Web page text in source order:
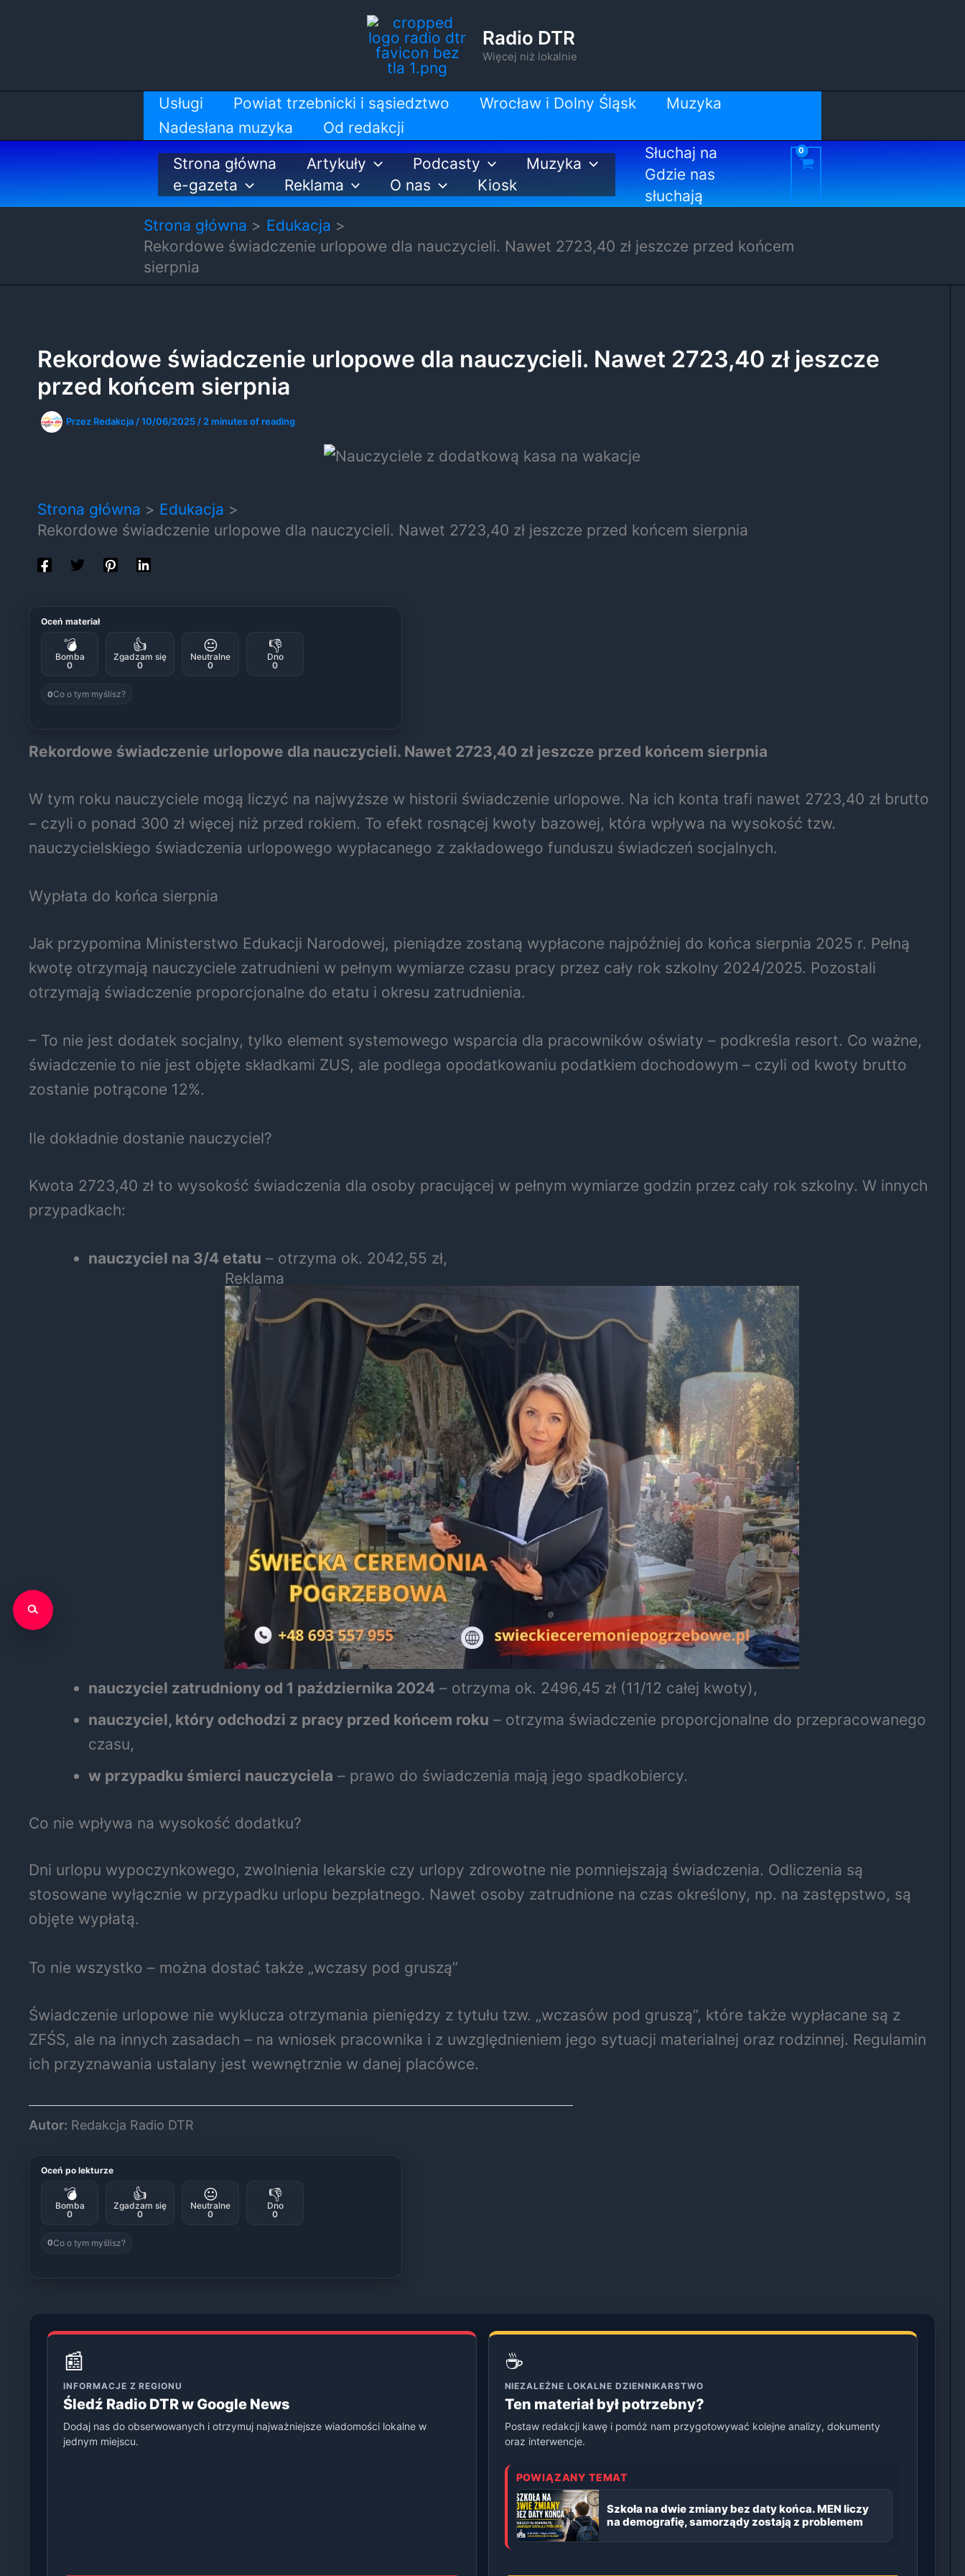
Radio DTR
Więcej niż lokalnie
Usługi Powiat trzebnicki i sąsiedztwo Wrocław i Dolny Śląsk
Muzyka
Nadesłana muzyka
Od redakcji
Strona główna
Artykuły Podcasty
Muzyka
e-gazeta
Reklama O nas Kiosk
Słuchaj na
Gdzie nas
słuchają
Strona główna
Edukacja
Rekordowe świadczenie urlopowe dla nauczycieli. Nawet 2723,40 zł jeszcze przed końcem
sierpnia
Rekordowe świadczenie urlopowe dla nauczycieli. Nawet 2723,40 zł jeszcze
przed końcem sierpnia
Przez Redakcja /10/06/2025 / 2 minutes of reading
Strona główna
Edukacja
Rekordowe świadczenie urlopowe dla nauczycieli. Nawet 2723,40 zł jeszcze przed końcem sierpnia
Oceń materiał
💣
Bomba
0
👍
Zgadzam się
0
😐
Neutralne
0
👎
Dno
0
0Co o tym myślisz?
Rekordowe świadczenie urlopowe dla nauczycieli. Nawet 2723,40 zł jeszcze przed końcem sierpnia
W tym roku nauczyciele mogą liczyć na najwyższe w historii świadczenie urlopowe. Na ich konta trafi nawet 2723,40 zł brutto
– czyli o ponad 300 zł więcej niż przed rokiem. To efekt rosnącej kwoty bazowej, która wpływa na wysokość tzw.
nauczycielskiego świadczenia urlopowego wypłacanego z zakładowego funduszu świadczeń socjalnych.
Wypłata do końca sierpnia
Jak przypomina Ministerstwo Edukacji Narodowej, pieniądze zostaną wypłacone najpóźniej do końca sierpnia 2025 r. Pełną
kwotę otrzymają nauczyciele zatrudnieni w pełnym wymiarze czasu pracy przez cały rok szkolny 2024/2025. Pozostali
otrzymają świadczenie proporcjonalne do etatu i okresu zatrudnienia.
– To nie jest dodatek socjalny, tylko element systemowego wsparcia dla pracowników oświaty – podkreśla resort. Co ważne,
świadczenie to nie jest objęte składkami ZUS, ale podlega opodatkowaniu podatkiem dochodowym – czyli od kwoty brutto
zostanie potrącone 12%.
Ile dokładnie dostanie nauczyciel?
Kwota 2723,40 zł to wysokość świadczenia dla osoby pracującej w pełnym wymiarze godzin przez cały rok szkolny. W innych
przypadkach:
nauczyciel na 3/4 etatu – otrzyma ok. 2042,55 zł,
Reklama
nauczyciel zatrudniony od 1 października 2024 – otrzyma ok. 2496,45 zł (11/12 całej kwoty),
nauczyciel, który odchodzi z pracy przed końcem roku – otrzyma świadczenie proporcjonalne do przepracowanego
czasu,
w przypadku śmierci nauczyciela – prawo do świadczenia mają jego spadkobiercy.
Co nie wpływa na wysokość dodatku?
Dni urlopu wypoczynkowego, zwolnienia lekarskie czy urlopy zdrowotne nie pomniejszają świadczenia. Odliczenia są
stosowane wyłącznie w przypadku urlopu bezpłatnego. Nawet osoby zatrudnione na czas określony, np. na zastępstwo, są
objęte wypłatą.
To nie wszystko – można dostać także „wczasy pod gruszą”
Świadczenie urlopowe nie wyklucza otrzymania pieniędzy z tytułu tzw. „wczasów pod gruszą”, które także wypłacane są z
ZFŚS, ale na innych zasadach – na wniosek pracownika i z uwzględnieniem jego sytuacji materialnej oraz rodzinnej. Regulamin
ich przyznawania ustalany jest wewnętrznie w danej placówce.
Autor: Redakcja Radio DTR
Oceń po lekturze
💣
Bomba
0
👍
Zgadzam się
0
😐
Neutralne
0
👎
Dno
0
0Co o tym myślisz?
📰
INFORMACJE Z REGIONU
Śledź Radio DTR w Google News
Dodaj nas do obserwowanych i otrzymuj najważniejsze wiadomości lokalne w
jednym miejscu.
☕
NIEZALEŻNE LOKALNE DZIENNIKARSTWO
Ten materiał był potrzebny?
Postaw redakcji kawę i pomóż nam przygotowywać kolejne analizy, dokumenty
oraz interwencje.
POWIĄZANY TEMAT
Szkoła na dwie zmiany bez daty końca. MEN liczy
na demografię, samorządy zostają z problemem